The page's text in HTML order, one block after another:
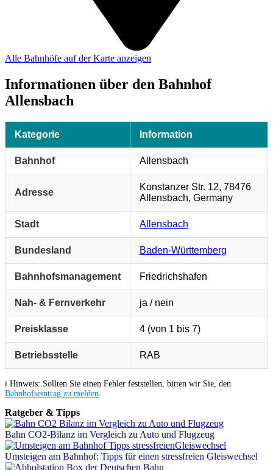
Alle Bahnhöfe auf der Karte anzeigen
Informationen über den Bahnhof
Allensbach
Kategorie Information
Bahnhof Allensbach
Adresse
Konstanzer Str. 12, 78476
Allensbach, Germany
Stadt Allensbach
Bundesland Baden-Württemberg
Bahnhofsmanagement Friedrichshafen
Nah- & Fernverkehr ja / nein
Preisklasse 4 (von 1 bis 7)
Betriebsstelle RAB
ℹ️ Hinweis: Sollten Sie einen Fehler feststellen, bitten wir Sie, den
Bahnhofseintrag zu melden
Ratgeber & Tipps
Bahn CO2-Bilanz im Vergleich zu Auto und Flugzeug
Umsteigen am Bahnhof: Tipps für einen stressfreien Gleiswechsel